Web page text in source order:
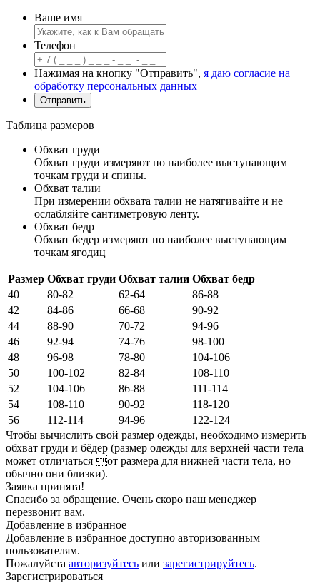
Ваше имя
Телефон
Нажимая на кнопку "Отправить", я даю согласие на
обработку персональных данных
Таблица размеров
Обхват груди
Обхват груди измеряют по наиболее выступающим
точкам груди и спины.
Обхват талии
При измерении обхвата талии не натягивайте и не
ослабляйте сантиметровую ленту.
Обхват бедр
Обхват бедер измеряют по наиболее выступающим
точкам ягодиц
Размер Обхват груди Обхват талии Обхват бедр
40
80-82 62-64
86-88
42
84-86 66-68
90-92
44
88-90 70-72
94-96
46
92-94 74-76
98-100
48
96-98 78-80
104-106
50
100-102 82-84
108-110
52
104-106 86-88
111-114
54
108-110 90-92
118-120
56
112-114 94-96
122-124
Чтобы вычислить свой размер одежды, необходимо измерить
обхват груди и бёдер (размер одежды для верхней части тела
может отличаться от размера для нижней части тела, но
обычно они близки).
Заявка принята!
Спасибо за обращение. Очень скоро наш менеджер
перезвонит вам.
Добавление в избранное
Добавление в избранное доступно авторизованным
пользователям.
Пожалуйста авторизуйтесь или зарегистрируйтесь.
Зарегистрироваться